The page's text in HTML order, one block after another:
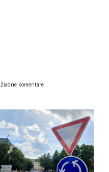
Žiadne komentáre